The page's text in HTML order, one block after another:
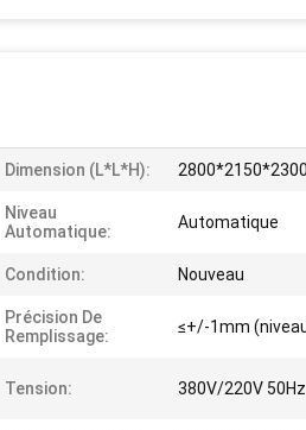
Dimension (l*l*h):
Niveau
Automatique:
Automatique
Condition: Nouveau
Précision De
Remplissage:
≤+/-1mm
Tension: 380V/220V 50Hz